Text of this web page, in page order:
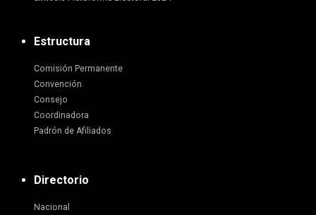
Estructura
Comisión Permanente
Convención
Consejo
Coordinadora
Padrón de Afiliados
Directorio
Nacional